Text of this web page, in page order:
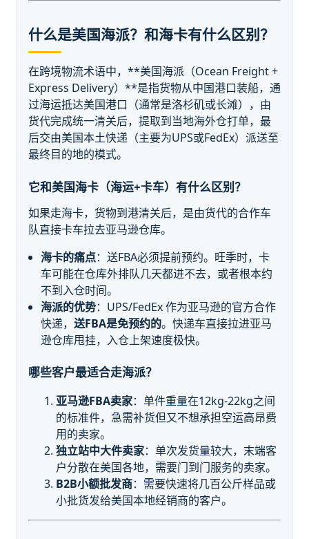
什么是美国海派？和海卡有什么区别？
在跨境物流术语中，**美国海派（Ocean Freight +
Express Delivery）**是指货物从中国港口装船，通
过海运抵达美国港口（通常是洛杉矶或长滩），由
货代完成统一清关后，提取到当地海外仓打单，最
后交由美国本土快递（主要为UPS或FedEx）派送至
最终目的地的模式。
它和美国海卡（海运+卡车）有什么区别？
如果走海卡，货物到港清关后，是由货代的合作车
队直接卡车拉去亚马逊仓库。
海卡的痛点：送FBA必须提前预约。旺季时，卡
车可能在仓库外排队几天都进不去，或者根本约
不到入仓时间。
海派的优势：UPS/FedEx 作为亚马逊的官方合作
快递，送FBA是免预约的。快递车直接拉进亚马
逊仓库甩挂，入仓上架速度极快。
哪些客户最适合走海派？
亚马逊FBA卖家：单件重量在12kg-22kg之间
的标准件，急需补货但又不想承担空运高昂费
用的卖家。
独立站中大件卖家：单次发货量较大，末端客
户分散在美国各地，需要门到门服务的卖家。
B2B小额批发商：需要快速将几百公斤样品或
小批货发给美国本地经销商的客户。